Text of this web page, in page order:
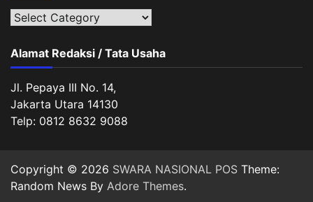
Pilih
Informasi
Alamat Redaksi / Tata Usaha
Jl. Pepaya III No. 14,
Jakarta Utara 14130
Telp: 0812 8632 9088
Copyright © 2026 SWARA NASIONAL POS Theme:
Random News By Adore Themes.